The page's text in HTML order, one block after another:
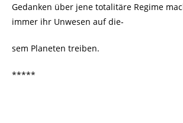
Gedanken über jene totalitäre Regime
immer ihr Unwesen auf die-
sem Planeten treiben.
*****